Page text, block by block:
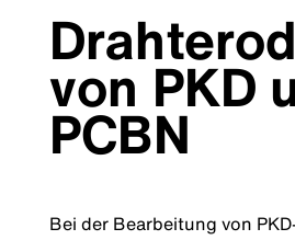
von PKD
PCBN
Bei der Bearbeitung von